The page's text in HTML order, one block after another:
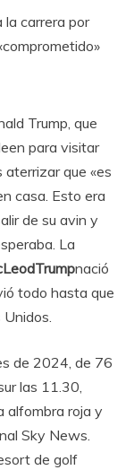
la carrera por
Trump, que
para visitar
aterrizar que «es
casa. Esto era
de su avin y
La
nació
todo hasta que
de 2024, de 76
las 11.30,
alfombra roja y
Sky News.
de golf